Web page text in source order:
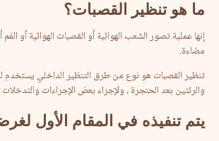
ما هو تنظير القصبات؟
إنها عملية تصور الشعب الهوائية أو القصبات الهوائية أو
مضاءة.
تنظير القصبات هو نوع من طرق التنظير الداخلي يستخدم
والرئتين بعد الحنجرة ، ولإجراء بعض الإجراءات
يتم تنفيذه في المقام الأول